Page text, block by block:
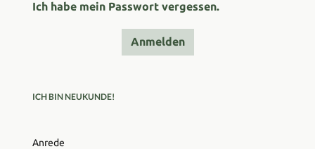
Ich habe mein Passwort vergessen.
Anmelden
ICH BIN NEUKUNDE!
Persönliche Informationen
Anrede